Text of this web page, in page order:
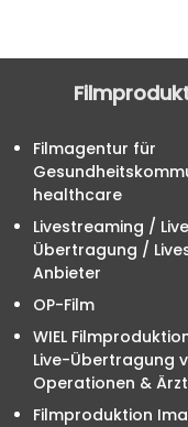
Filmagentur für
healthcare
Livestreaming /
Übertragung /
Anbieter
OP-Film
WIEL
Live-Übertragung
Operationen &
Filmproduktion